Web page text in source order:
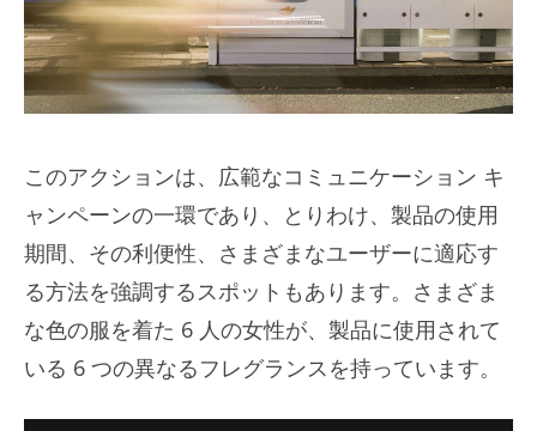
このアクションは、広範なコミュニケーション キ
ャンペーンの一環であり、とりわけ、製品の使用
期間、その利便性、さまざまなユーザーに適応す
る方法を強調するスポットもあります。さまざま
な色の服を着た 6 人の女性が、製品に使用されて
いる 6 つの異なるフレグランスを持っています。